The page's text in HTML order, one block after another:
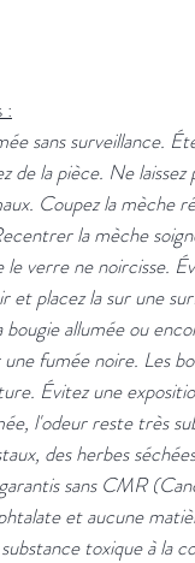
:
sans surveillance.
de la pièce. Ne
Coupez la mèche
la mèche
verre ne noircisse.
et placez la sur une
bougie allumée ou
fumée noire. Les
Évitez une
l'odeur reste très
des herbes
sans CMR
et aucune
toxique à la